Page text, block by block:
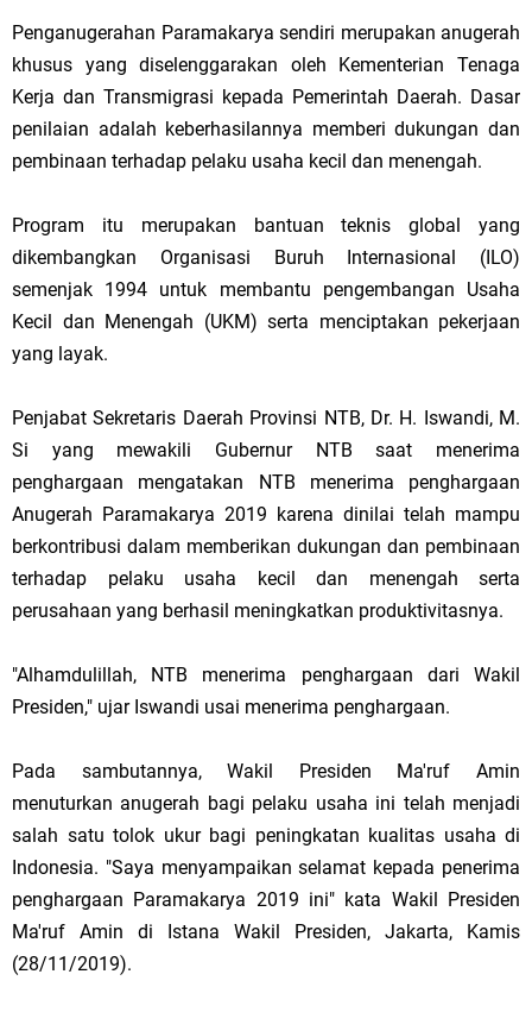
Penganugerahan Paramakarya sendiri merupakan anugerah
khusus yang diselenggarakan oleh Kementerian Tenaga
Kerja dan Transmigrasi kepada Pemerintah Daerah. Dasar
penilaian adalah keberhasilannya memberi dukungan dan
pembinaan terhadap pelaku usaha kecil dan menengah.
Program itu merupakan bantuan teknis global yang
dikembangkan Organisasi Buruh Internasional (ILO)
semenjak 1994 untuk membantu pengembangan Usaha
Kecil dan Menengah (UKM) serta menciptakan pekerjaan
yang layak.
Penjabat Sekretaris Daerah Provinsi NTB, Dr. H. Iswandi, M.
Si yang mewakili Gubernur NTB saat menerima
penghargaan mengatakan NTB menerima penghargaan
Anugerah Paramakarya 2019 karena dinilai telah mampu
berkontribusi dalam memberikan dukungan dan pembinaan
terhadap pelaku usaha kecil dan menengah serta
perusahaan yang berhasil meningkatkan produktivitasnya.
"Alhamdulillah, NTB menerima penghargaan dari Wakil
Presiden," ujar Iswandi usai menerima penghargaan.
Pada sambutannya, Wakil Presiden Ma'ruf Amin
menuturkan anugerah bagi pelaku usaha ini telah menjadi
salah satu tolok ukur bagi peningkatan kualitas usaha di
Indonesia. "Saya menyampaikan selamat kepada penerima
penghargaan Paramakarya 2019 ini" kata Wakil Presiden
Ma'ruf Amin di Istana Wakil Presiden, Jakarta, Kamis
(28/11/2019).